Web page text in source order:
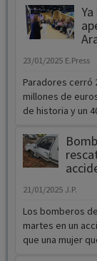
23/01/2025 E.Press
Paradores cerró
millones de
de historia y un
21/01/2025 J.P.
Los bomberos
martes en un
que una mujer